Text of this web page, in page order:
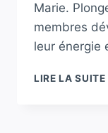
Marie.
membres
leur énergie
LIRE LA SUITE